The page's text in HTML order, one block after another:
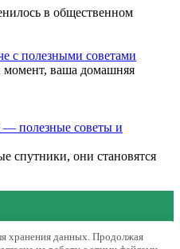
в общественном
с полезными советами
ваша домашняя
полезные советы и
спутники, они становятся
хранения данных. Продолжая